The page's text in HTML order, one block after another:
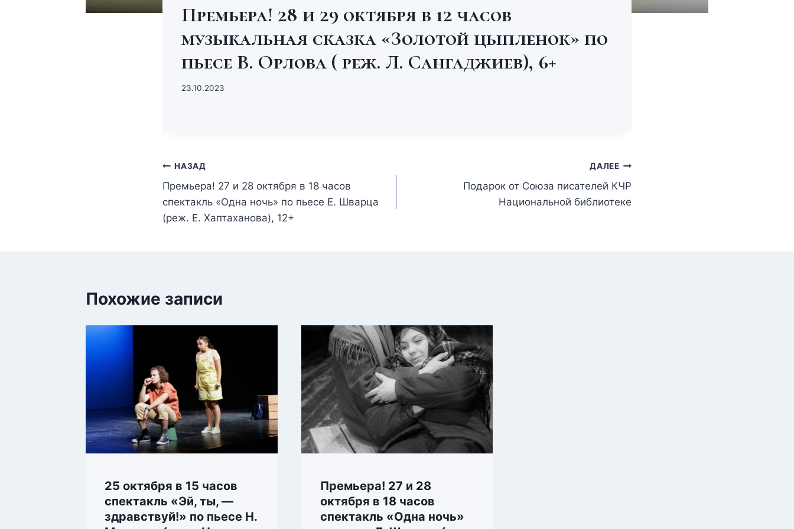
Премьера! 28 и 29 октября в 12 часов
музыкальная сказка «Золотой цыпленок» по
пьесе В. Орлова ( реж. Л. Сангаджиев), 6+
23.10.2023
НАЗАД
Премьера! 27 и 28 октября в 18 часов
спектакль «Одна ночь» по пьесе Е. Шварца
(реж. Е. Хаптаханова), 12+
ДАЛЕЕ
Подарок от Союза писателей КЧР
Национальной библиотеке
Похожие записи
25 октября в 15 часов
спектакль «Эй, ты, —
здравствуй!» по пьесе Н.
Премьера! 27 и 28
октября в 18 часов
спектакль «Одна ночь»